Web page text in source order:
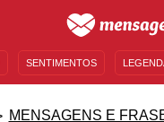
SENTIMENTOS
MENSAGENS E